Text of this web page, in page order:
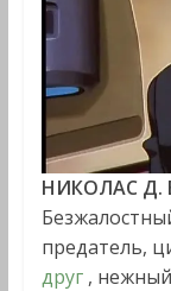
НИКОЛАС Д.
предатель,
друг ,